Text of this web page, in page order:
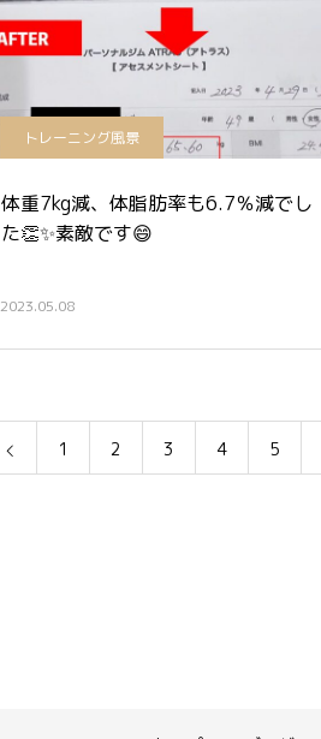
トレーニング風景
体重7kg減、体脂肪率も6.7％減でし
た👏✨素敵です😄
2023.05.08
1 2 3 4 5